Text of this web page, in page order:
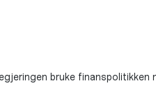
bruke